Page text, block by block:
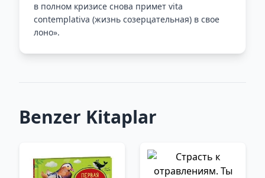
в полном кризисе снова примет vita
contemplativa (жизнь созерцательная) в свое
лоно».
Benzer Kitaplar